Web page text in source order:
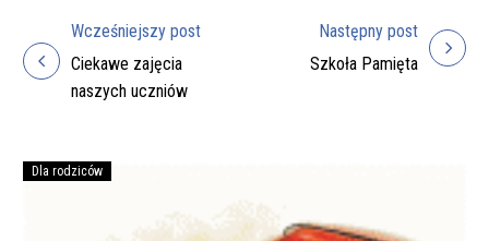
Nawigacja
wpisu
Wcześniejszy post
Ciekawe zajęcia
naszych uczniów
Następny post
Szkoła Pamięta
rok
Dla rodziców